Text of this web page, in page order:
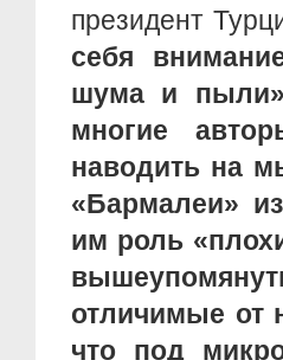
президент
себя
шума и
многие
наводить на
«Бармалеи»
им роль
отличимые от
что под